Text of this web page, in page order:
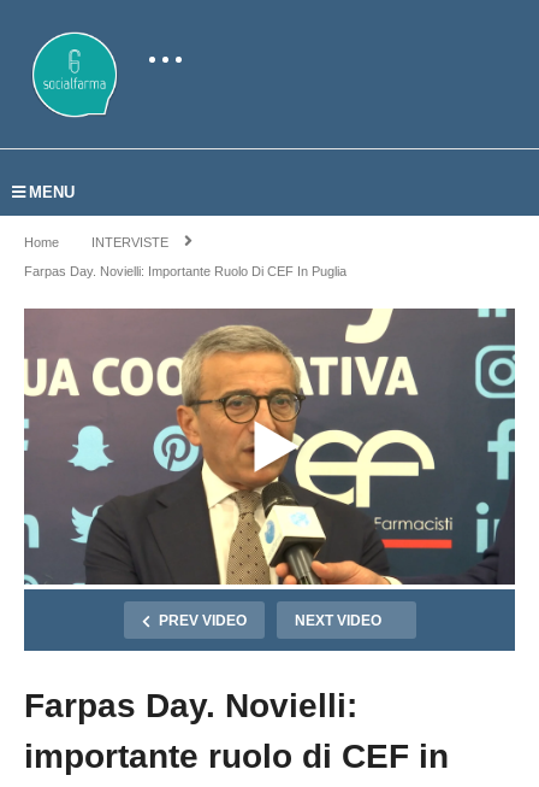
MENU
Home
INTERVISTE
Farpas Day. Novielli: Importante Ruolo Di CEF In Puglia
PREV VIDEO NEXT VIDEO
Farpas Day. Novielli:
importante ruolo di CEF in